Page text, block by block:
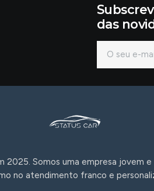
das
2025. Somos uma empresa jovem
no atendimento franco e